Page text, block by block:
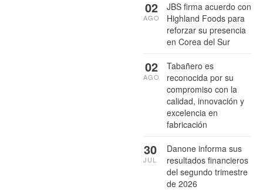
JBS firma acuerdo con
Highland Foods para
reforzar su presencia
en Corea del Sur
02
AGO
Tabañero es
reconocida por su
compromiso con la
calidad, innovación y
excelencia en
fabricación
02
AGO
Danone informa sus
resultados financieros
del segundo trimestre
de 2026
30
JUL